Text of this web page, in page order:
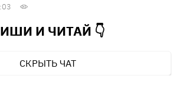
И ЧИТАЙ 👇
СКРЫТЬ ЧАТ